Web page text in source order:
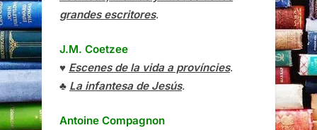
grandes escritores.
J.M. Coetzee
♥ Escenes de la vida a províncies.
♣ La infantesa de Jesús.
Antoine Compagnon